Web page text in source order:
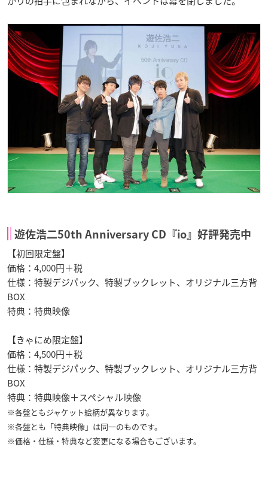
遊佐浩二50th Anniversary CD『io』好評発売中
【初回限定盤】
価格：4,000円＋税
仕様：特製デジパック、特製ブックレット、オリジナル三方背
BOX
特典：特典映像
【きゃにめ限定盤】
価格：4,500円＋税
仕様：特製デジパック、特製ブックレット、オリジナル三方背
BOX
特典：特典映像＋スペシャル映像
※各盤ともジャケット絵柄が異なります。
※各盤とも「特典映像」は同一のものです。
※価格・仕様・特典など変更になる場合もございます。